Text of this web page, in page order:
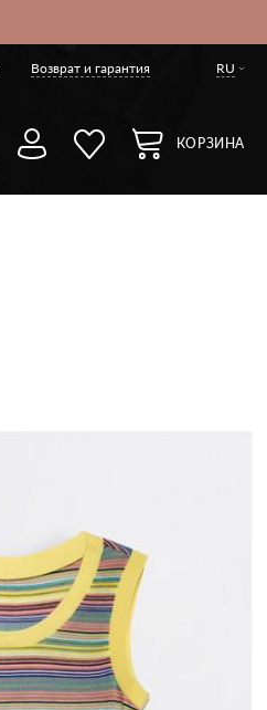
Возврат и гарантия RU
КОРЗИНА